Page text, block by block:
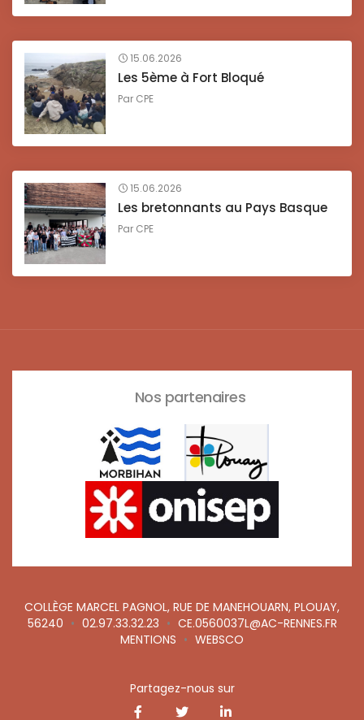
15.06.2026
Les 5ème à Fort Bloqué
Par CPE
15.06.2026
Les bretonnants au Pays Basque
Par CPE
Nos partenaires
COLLÈGE MARCEL PAGNOL, RUE DE MANEHOUARN, PLOUAY,
56240 • 02.97.33.32.23 • CE.0560037L@AC-RENNES.FR
MENTIONS • WEBSCO
Partagez-nous sur